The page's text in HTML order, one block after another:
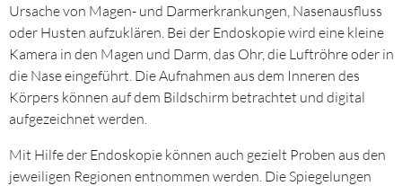
Ursache von Magen- und Darmerkrankungen, Nasenausfluss
oder Husten aufzuklären. Bei der Endoskopie wird eine kleine
Kamera in den Magen und Darm, das Ohr, die Luftröhre oder in
die Nase eingeführt. Die Aufnahmen aus dem Inneren des
Körpers können auf dem Bildschirm betrachtet und digital
aufgezeichnet werden.
Mit Hilfe der Endoskopie können auch gezielt Proben aus den
jeweiligen Regionen entnommen werden. Die Spiegelungen